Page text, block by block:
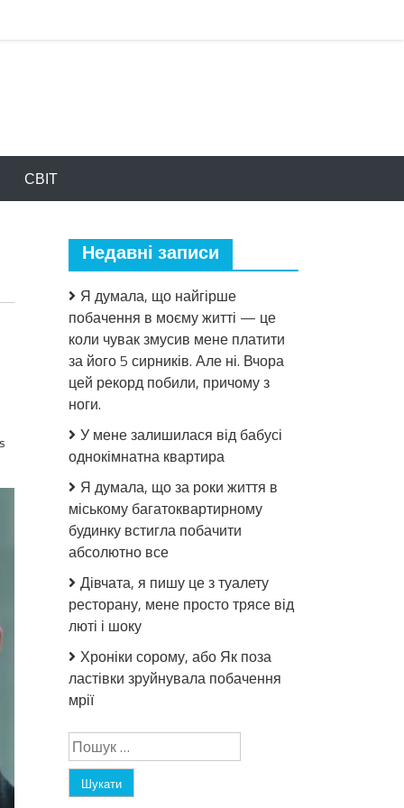
СВІТ
Недавні записи
Я думала, що найгірше
побачення в моєму житті — це
коли чувак змусив мене платити
за його 5 сирників. Але ні. Вчора
цей рекорд побили, причому з
ноги.
У мене залишилася від бабусі
однокімнатна квартира
Я думала, що за роки життя в
міському багатоквартирному
будинку встигла побачити
абсолютно все
Дівчата, я пишу це з туалету
ресторану, мене просто трясе від
люті і шоку
Хроніки сорому, або Як поза
ластівки зруйнувала побачення
мрії
Пошук: